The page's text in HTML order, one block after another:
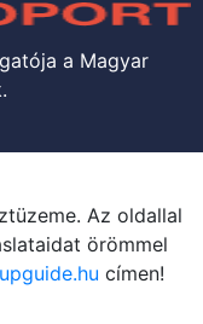
a Magyar
Az oldallal
örömmel
címen!